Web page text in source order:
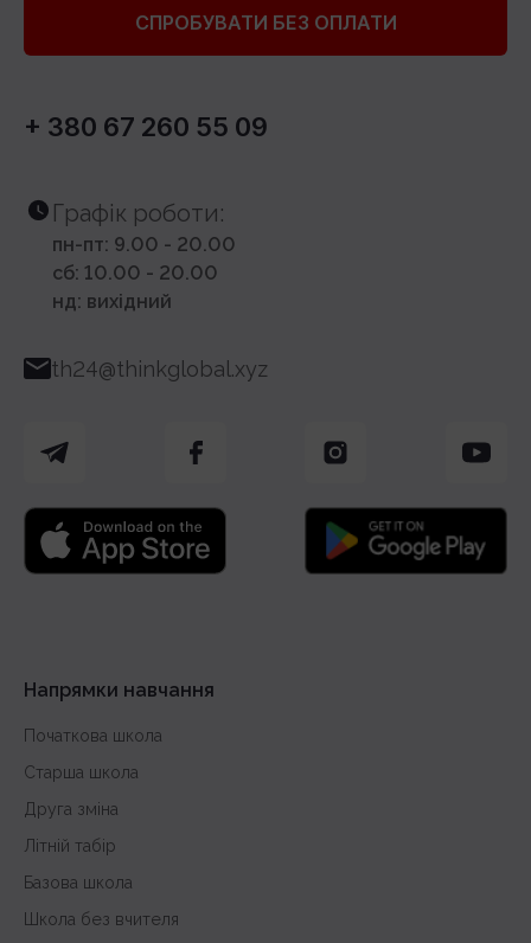
СПРОБУВАТИ БЕЗ ОПЛАТИ
+ 380 67 260 55 09
th24@thinkglobal.xyz
Графік роботи:
пн-пт: 9.00 - 20.00
сб: 10.00 - 20.00
нд: вихідний
Напрямки навчання
Початкова школа
Старша школа
Друга зміна
Літній табір
Базова школа
Школа без вчителя